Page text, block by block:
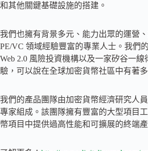
和其他關鍵基礎設施的搭建。
我們也擁有背景多元、能力出眾的運營
PE/VC 領域經驗豐富的專業人士。我們
Web 2.0 風險投資機構以及一家矽谷一
驗，可以說在全球加密貨幣社區中有著
我們的產品團隊由加密貨幣經濟研究人
專家組成。該團隊擁有豐富的大型項目
幣項目中提供過高性能和可擴展的終端產